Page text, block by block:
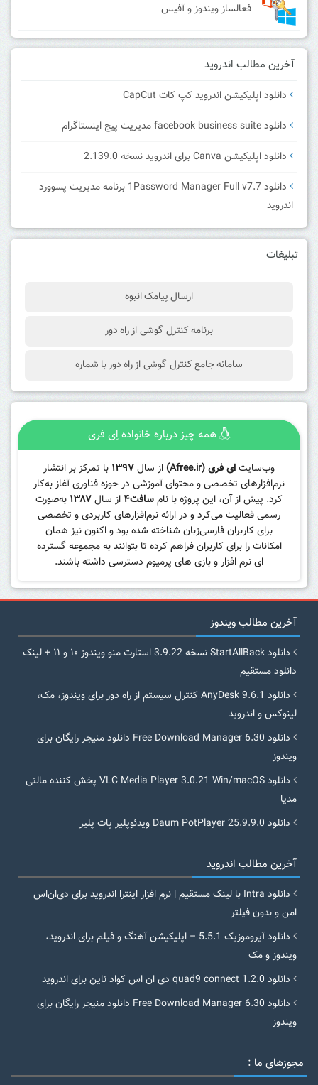
فعالساز ویندوز و آفیس
آخرین مطالب اندروید
دانلود اپلیکیشن اندروید کپ کات CapCut
دانلود facebook business suite مدیریت پیج اینستاگرام
دانلود اپلیکیشن Canva برای اندروید نسخه 2.139.0
دانلود 1Password Manager Full v7.7 برنامه مدیریت پسوورد
اندروید
تبلیغات
ارسال پیامک انبوه
برنامه کنترل گوشی از راه دور
سامانه جامع کنترل گوشی از راه دور با شماره
همه چیز درباره خانواده اِی فری
وب‌سایتای فری (Afree.ir) از سال۱۳۹۷ با تمرکز بر انتشار
نرم‌افزارهای تخصصی و محتوای آموزشی در حوزه فناوری آغاز به‌کار
کرد. پیش از آن، این پروژه با نامسافت۴ از سال۱۳۸۷ به‌صورت
رسمی فعالیت می‌کرد و در ارائه نرم‌افزارهای کاربردی و تخصصی
برای کاربران فارسی‌زبان شناخته شده بود و اکنون نیز همان
امکانات را برای کاربران فراهم کرده تا بتوانند به مجموعه گسترده
ای نرم افزار و بازی های پرمیوم دسترسی داشته باشند.
آخرین مطالب ویندوز
دانلود StartAllBack نسخه 3.9.22 استارت منو ویندوز ۱۰ و ۱۱ + لینک
دانلود مستقیم
دانلود AnyDesk 9.6.1 کنترل سیستم از راه دور برای ویندوز، مک،
لینوکس و اندروید
دانلود Free Download Manager 6.30 دانلود منیجر رایگان برای
ویندوز
دانلود VLC Media Player 3.0.21 Win/macOS پخش کننده مالتی
مدیا
دانلود Daum PotPlayer 25.9.9.0 ویدئوپلیر پات پلیر
آخرین مطالب اندروید
دانلود Intra با لینک مستقیم | نرم افزار اینترا اندروید برای دی‌ان‌اس
امن و بدون فیلتر
دانلود آیروموزیک 5.5.1 – اپلیکیشن آهنگ و فیلم برای اندروید،
ویندوز و مک
دانلود quad9 connect 1.2.0 دی ان اس کواد ناین برای اندروید
دانلود Free Download Manager 6.30 دانلود منیجر رایگان برای
ویندوز
مجوزهای ما :